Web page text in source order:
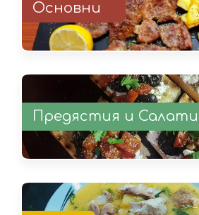
Основни
Предястия и Салати